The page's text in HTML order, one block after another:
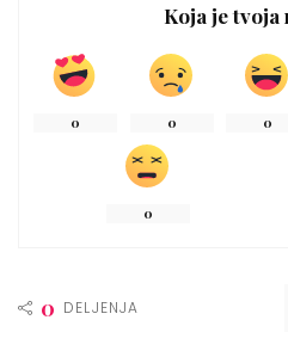
Koja je tvoja
0 0 0
0
0 DELJENJA